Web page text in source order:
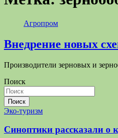
Агропром
Внедрение новых
Производители зерновых и
Поиск
Поиск
Эко-туризм
Синоптики рассказали о